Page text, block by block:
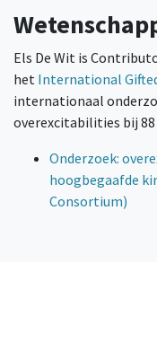
Els De Wit is
het International
internationaal
overexcitabilities bij
Onderzoek:
hoogbegaafde
Consortium)